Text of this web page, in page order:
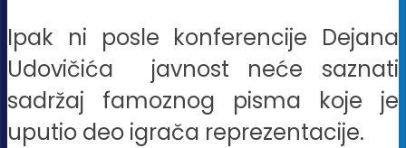
Ipak ni posle konferencije Dejana
Udovičića javnost neće saznati
sadržaj famoznog pisma koje je
uputio deo igrača reprezentacije.